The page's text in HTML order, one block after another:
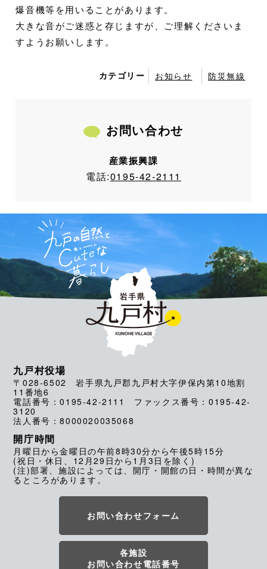
爆音機等を用いることがあります。
大きな音がご迷惑と存じますが、ご理解くださいま
すようお願いします。
カテゴリー お知らせ 防災無線
お問い合わせ
産業振興課
電話:0195-42-2111
九戸村役場
〒028-6502 岩手県九戸郡九戸村大字伊保内第10地割
11番地6
電話番号：0195-42-2111 ファックス番号：0195-42-
3120
法人番号：8000020035068
開庁時間
月曜日から金曜日の午前8時30分から午後5時15分
(祝日・休日、12月29日から1月3日を除く)
(注)部署、施設によっては、開庁・開館の日・時間が異な
るところがあります。
お問い合わせフォーム
各施設
お問い合わせ電話番号